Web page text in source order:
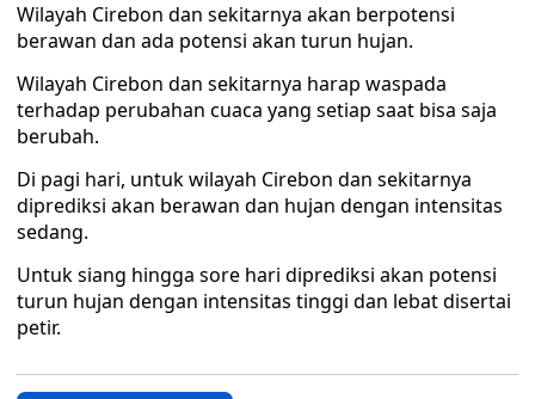
Wilayah Cirebon dan sekitarnya akan berpotensi
berawan dan ada potensi akan turun hujan.
Wilayah Cirebon dan sekitarnya harap waspada
terhadap perubahan cuaca yang setiap saat bisa saja
berubah.
Di pagi hari, untuk wilayah Cirebon dan sekitarnya
diprediksi akan berawan dan hujan dengan intensitas
sedang.
Untuk siang hingga sore hari diprediksi akan potensi
turun hujan dengan intensitas tinggi dan lebat disertai
petir.